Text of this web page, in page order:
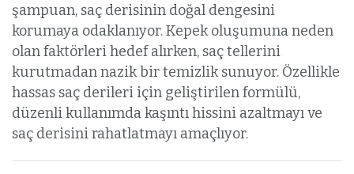
şampuan, saç derisinin doğal dengesini
korumaya odaklanıyor. Kepek oluşumuna neden
olan faktörleri hedef alırken, saç tellerini
kurutmadan nazik bir temizlik sunuyor. Özellikle
hassas saç derileri için geliştirilen formülü,
düzenli kullanımda kaşıntı hissini azaltmayı ve
saç derisini rahatlatmayı amaçlıyor.